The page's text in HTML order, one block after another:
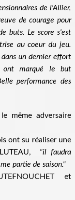
de l'Allier,
de courage pour
buts. Le score s'est
au coeur du jeu.
dans un dernier effort
ont marqué le but
performance des
même adversaire
ont su réaliser une
"il faudra
partie de saison."
et